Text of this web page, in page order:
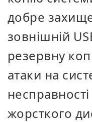
добре
зовнішній
резервну
атаки на
жорсткого